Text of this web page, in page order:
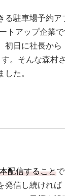
る駐車場予約ア
トアップ企業
初日に社長から
。そんな森村
た。
配信すること
発信し続ければ